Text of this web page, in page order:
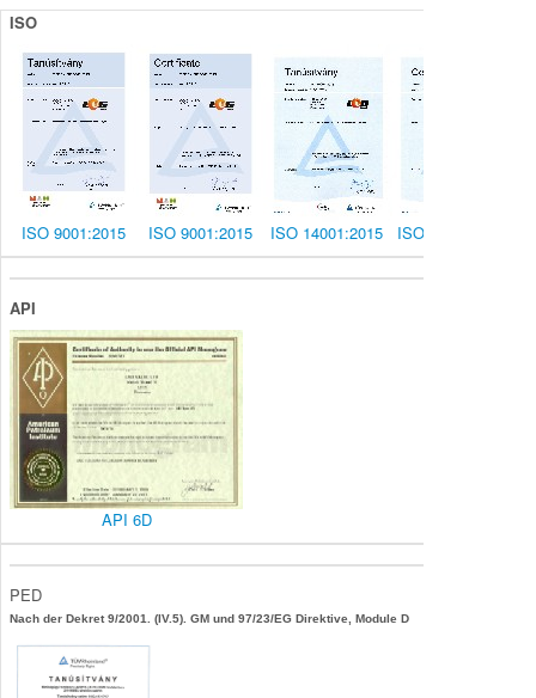
ISO
ISO 9001:2015 ISO 9001:2015 ISO 14001:2015 ISO 14001:2015
API
API 6D
PED
Nach der Dekret 9/2001. (IV.5). GM und 97/23/EG Direktive, Module D